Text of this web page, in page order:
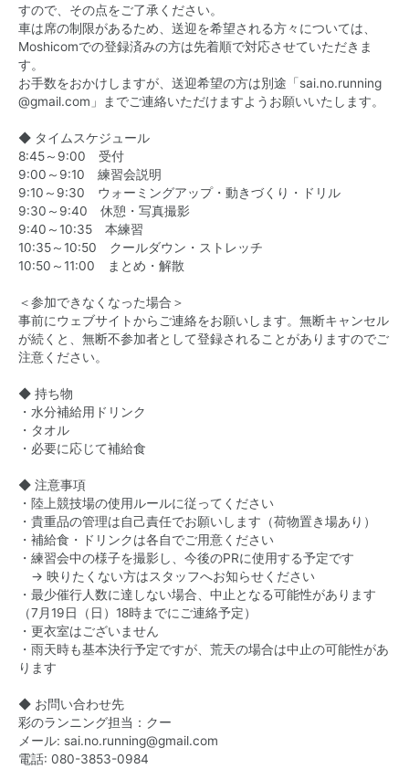
すので、その点をご了承ください。
車は席の制限があるため、送迎を希望される方々については、
Moshicomでの登録済みの方は先着順で対応させていただきま
す。
お手数をおかけしますが、送迎希望の方は別途「sai.no.running
@gmail.com 」までご連絡いただけますようお願いいたします。
◆ タイムスケジュール
8:45～9:00 受付
9:00～9:10 練習会説明
9:10～9:30 ウォーミングアップ・動きづくり・ドリル
9:30～9:40 休憩・写真撮影
9:40～10:35 本練習
10:35～10:50 クールダウン・ストレッチ
10:50～11:00 まとめ・解散
＜参加できなくなった場合＞
事前にウェブサイトからご連絡をお願いします。無断キャンセル
が続くと、無断不参加者として登録されることがありますのでご
注意ください。
◆ 持ち物
・水分補給用ドリンク
・タオル
・必要に応じて補給食
◆ 注意事項
・陸上競技場の使用ルールに従ってください
・貴重品の管理は自己責任でお願いします（荷物置き場あり）
・補給食・ドリンクは各自でご用意ください
・練習会中の様子を撮影し、今後のPRに使用する予定です
→ 映りたくない方はスタッフへお知らせください
・最少催行人数に達しない場合、中止となる可能性があります
（7月19日（日）18時までにご連絡予定）
・更衣室はございません
・雨天時も基本決行予定ですが、荒天の場合は中止の可能性があ
ります
◆ お問い合わせ先
彩のランニング担当：クー
メール: sai.no.running@gmail.com
電話: 080-3853-0984